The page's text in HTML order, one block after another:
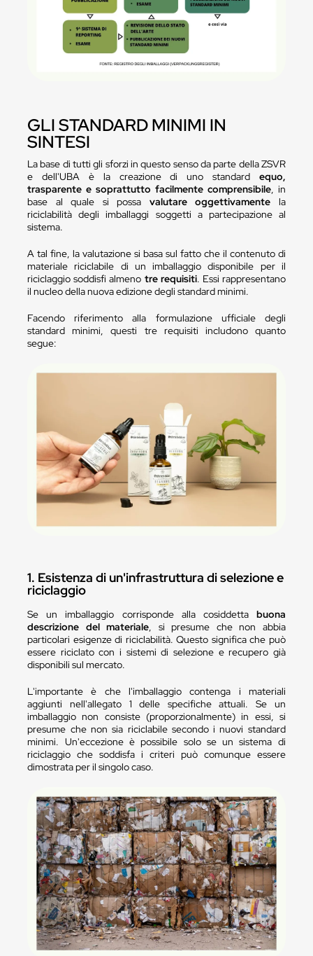
GLI STANDARD MINIMI IN
SINTESI
La base di tutti gli sforzi in questo senso da parte della ZSVR
e dell'UBA è la creazione di uno standard equo,
trasparente e soprattutto facilmente comprensibile, in
base al quale si possa valutare oggettivamente la
riciclabilità degli imballaggi soggetti a partecipazione al
sistema.
A tal fine, la valutazione si basa sul fatto che il contenuto di
materiale riciclabile di un imballaggio disponibile per il
riciclaggio soddisfi almeno tre requisiti. Essi rappresentano
il nucleo della nuova edizione degli standard minimi.
Facendo riferimento alla formulazione ufficiale degli
standard minimi, questi tre requisiti includono quanto
segue:
1. Esistenza di un'infrastruttura di selezione e
riciclaggio
Se un imballaggio corrisponde alla cosiddetta buona
descrizione del materiale, si presume che non abbia
particolari esigenze di riciclabilità. Questo significa che può
essere riciclato con i sistemi di selezione e recupero già
disponibili sul mercato.
L'importante è che l'imballaggio contenga i materiali
aggiunti nell'allegato 1 delle specifiche attuali. Se un
imballaggio non consiste (proporzionalmente) in essi, si
presume che non sia riciclabile secondo i nuovi standard
minimi. Un'eccezione è possibile solo se un sistema di
riciclaggio che soddisfa i criteri può comunque essere
dimostrata per il singolo caso.